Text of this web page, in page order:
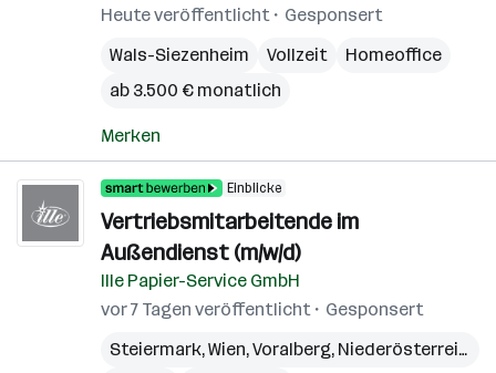
Heute veröffentlicht
Gesponsert
Wals-Siezenheim
Vollzeit
Homeoffice
ab 3.500 € monatlich
Merken
Einblicke
Vertriebsmitarbeitende im
Außendienst (m/w/d)
Ille Papier-Service GmbH
vor 7 Tagen veröffentlicht
Gesponsert
Steiermark,Wien,Voralberg, Niederösterreich